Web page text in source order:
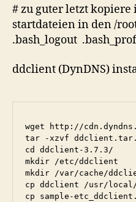
# zu guter letzt kopiere
startdateien in den /
.bash_logout
ddclient (DynDNS)
wget http://
tar -xzvf
cd ddclient-3.7.3/
mkdir /etc/ddclient
mkdir /var/cache/
cp ddclient /usr/
cp sample-